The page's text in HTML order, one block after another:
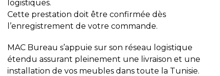
logistiques.
Cette prestation doit être confirmée dès
l’enregistrement de votre commande.
MAC Bureau s’appuie sur son réseau logistique
étendu assurant pleinement une livraison et une
installation de vos meubles dans toute la Tunisie.